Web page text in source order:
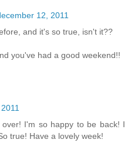
12, 2011
and it's so true, isn't it??
you've had a good weekend!!
I'm so happy to be back! I
true! Have a lovely week!